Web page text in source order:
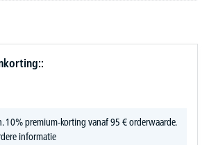
10% premium-korting vanaf 95 € orderwaarde.
informatie